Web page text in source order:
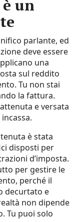
un
parlante, ed
deve essere
una
sul reddito
Tu non stai
la fattura.
e versata
è stata
disposti per
d’imposta.
per gestire le
perché il
decurtato e
non dipende
Tu puoi solo